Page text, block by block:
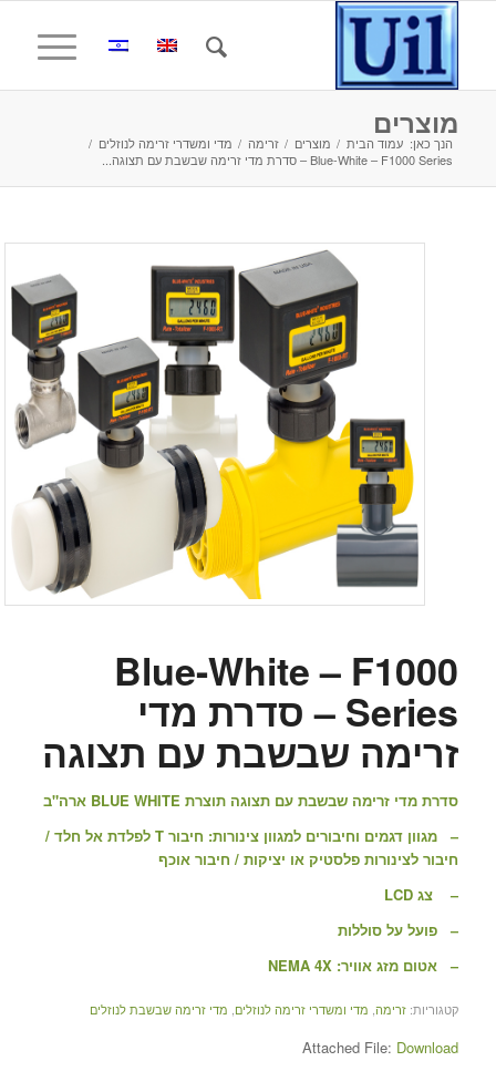
מוצרים
הנך כאן: עמוד הבית / מוצרים / זרימה / מדי ומשדרי זרימה לנוזלים /
Blue-White – F1000 Series – סדרת מדי זרימה שבשבת עם תצוגה...
Blue-White – F1000
Series – סדרת מדי
זרימה שבשבת עם תצוגה
סדרת מדי זרימה שבשבת עם תצוגה תוצרת BLUE WHITE ארה"ב
– מגוון דגמים וחיבורים למגוון צינורות: חיבור T לפלדת אל חלד /
חיבור לצינורות פלסטיק או יציקות / חיבור אוכף
– צג LCD
– פועל על סוללות
– אטום מזג אוויר: NEMA 4X
קטגוריות: זרימה, מדי ומשדרי זרימה לנוזלים מדי זרימה שבשבת לנוזלים
Attached File: Download